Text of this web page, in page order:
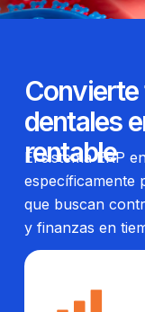
dentales
rentable
El sistema ERP
específicamente
que buscan
y finanzas en